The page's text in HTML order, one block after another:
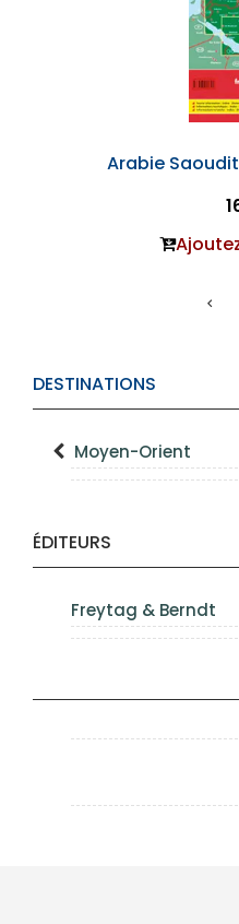
DESTINATIONS
Moyen-Orient
ÉDITEURS
Freytag & Berndt
Arabie